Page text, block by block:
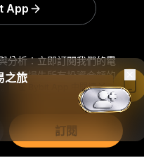
分析：立即訂閱我們的電
包括損失所有投資金額的
訂閱
App
之旅
在 Bybit App 中閱讀